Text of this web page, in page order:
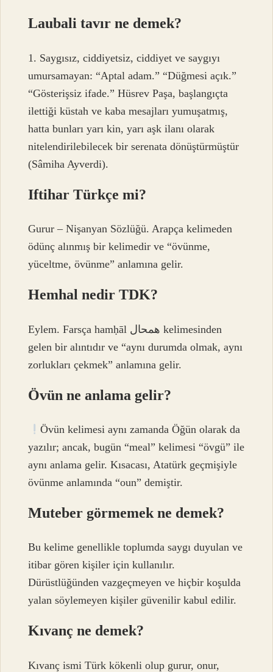
Laubali tavır ne demek?
1. Saygısız, ciddiyetsiz, ciddiyet ve saygıyı
umursamayan: “Aptal adam.” “Düğmesi açık.”
“Gösterişsiz ifade.” Hüsrev Paşa, başlangıçta
ilettiği küstah ve kaba mesajları yumuşatmış,
hatta bunları yarı kin, yarı aşk ilanı olarak
nitelendirilebilecek bir serenata dönüştürmüştür
(Sâmiha Ayverdi).
Iftihar Türkçe mi?
Gurur – Nişanyan Sözlüğü. Arapça kelimeden
ödünç alınmış bir kelimedir ve “övünme,
yüceltme, övünme” anlamına gelir.
Hemhal nedir TDK?
Eylem. Farsça hamḥāl همحال kelimesinden
gelen bir alıntıdır ve “aynı durumda olmak, aynı
zorlukları çekmek” anlamına gelir.
Övün ne anlama gelir?
Övün kelimesi aynı zamanda Öğün olarak da
yazılır; ancak, bugün “meal” kelimesi “övgü” ile
aynı anlama gelir. Kısacası, Atatürk geçmişiyle
övünme anlamında “oun” demiştir.
Muteber görmemek ne demek?
Bu kelime genellikle toplumda saygı duyulan ve
itibar gören kişiler için kullanılır.
Dürüstlüğünden vazgeçmeyen ve hiçbir koşulda
yalan söylemeyen kişiler güvenilir kabul edilir.
Kıvanç ne demek?
Kıvanç ismi Türk kökenli olup gurur, onur,